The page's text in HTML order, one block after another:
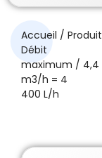
Accueil / Produit
Débit
maximum / 4,4
m3/h = 4
400 L/h